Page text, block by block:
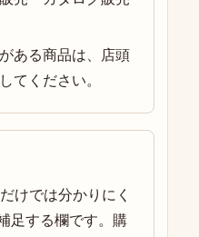
ある商品は、店頭
てください。
けでは分かりにく
足する欄です。購